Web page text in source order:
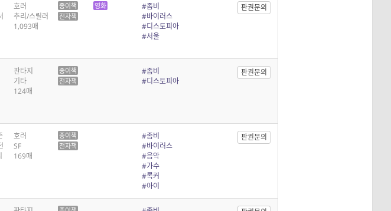
호러
추리/스릴러
1,093매
종이책
전자책
영화
#좀비
#바이러스
#디스토피아
#서울
판권문의
판타지
기타
124매
종이책
전자책
#좀비
#디스토피아
판권문의
호러
SF
169매
종이책
전자책
#좀비
#바이러스
#음악
#가수
#록커
#아이
판권문의